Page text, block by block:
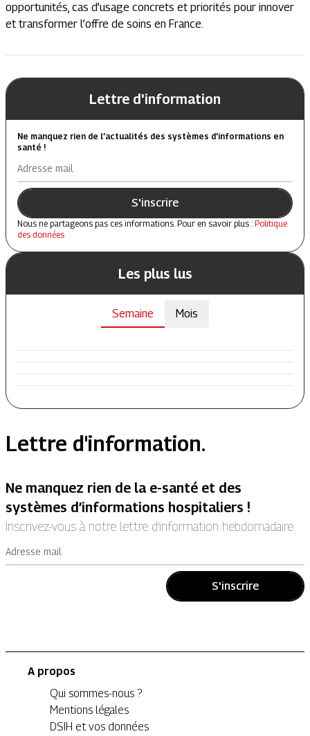
opportunités, cas d’usage concrets et priorités pour innover
et transformer l’offre de soins en France.
Lettre d'information
Ne manquez rien de l’actualités des systèmes d’informations en
santé !
Adresse mail
S'inscrire
Nous ne partageons pas ces informations. Pour en savoir plus : Politique
des données
Les plus lus
Semaine Mois
Lettre d'information.
Ne manquez rien de la e-santé et des
systèmes d’informations hospitaliers !
Inscrivez-vous à notre lettre d’information hebdomadaire.
Adresse mail
S'inscrire
A propos
Qui sommes-nous ?
Mentions légales
DSIH et vos données